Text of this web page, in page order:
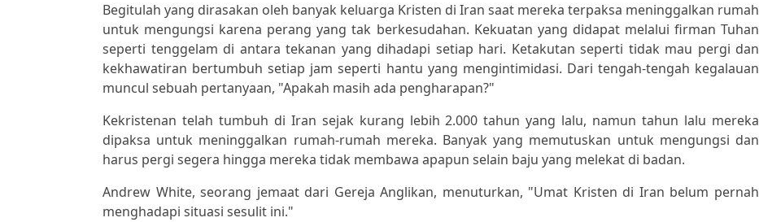
Begitulah yang dirasakan oleh banyak keluarga Kristen di Iran saat mereka terpaksa meninggalkan rumah
untuk mengungsi karena perang yang tak berkesudahan. Kekuatan yang didapat melalui firman Tuhan
seperti tenggelam di antara tekanan yang dihadapi setiap hari. Ketakutan seperti tidak mau pergi dan
kekhawatiran bertumbuh setiap jam seperti hantu yang mengintimidasi. Dari tengah-tengah kegalauan
muncul sebuah pertanyaan, "Apakah masih ada pengharapan?"
Kekristenan telah tumbuh di Iran sejak kurang lebih 2.000 tahun yang lalu, namun tahun lalu mereka
dipaksa untuk meninggalkan rumah-rumah mereka. Banyak yang memutuskan untuk mengungsi dan
harus pergi segera hingga mereka tidak membawa apapun selain baju yang melekat di badan.
Andrew White, seorang jemaat dari Gereja Anglikan, menuturkan, "Umat Kristen di Iran belum pernah
menghadapi situasi sesulit ini."